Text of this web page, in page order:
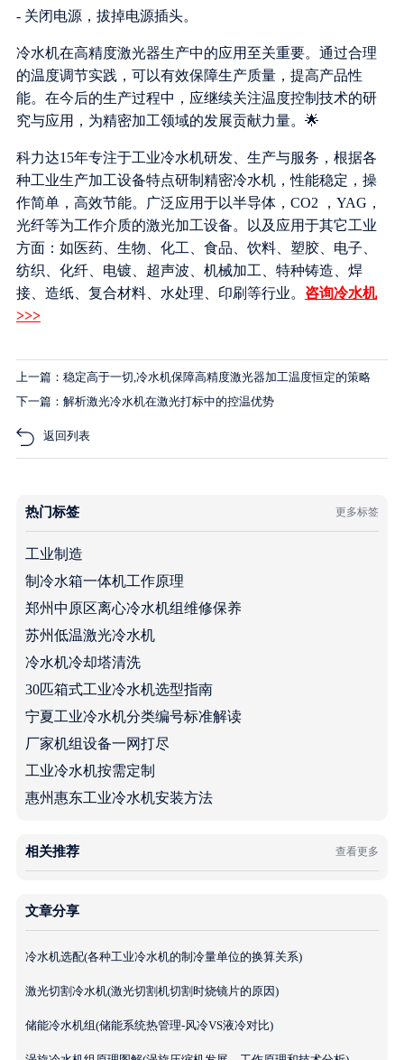
- 关闭电源，拔掉电源插头。
冷水机在高精度激光器生产中的应用至关重要。通过合理
的温度调节实践，可以有效保障生产质量，提高产品性
能。在今后的生产过程中，应继续关注温度控制技术的研
究与应用，为精密加工领域的发展贡献力量。🌟
科力达15年专注于工业冷水机研发、生产与服务，根据各
种工业生产加工设备特点研制精密冷水机，性能稳定，操
作简单，高效节能。广泛应用于以半导体，CO2 ，YAG，
光纤等为工作介质的激光加工设备。以及应用于其它工业
方面：如医药、生物、化工、食品、饮料、塑胶、电子、
纺织、化纤、电镀、超声波、机械加工、特种铸造、焊
接、造纸、复合材料、水处理、印刷等行业。 咨询冷水机
>>>
上一篇：稳定高于一切,冷水机保障高精度激光器加工温度恒定的策略
下一篇：解析激光冷水机在激光打标中的控温优势
返回列表
热门标签 更多标签
工业制造
制冷水箱一体机工作原理
郑州中原区离心冷水机组维修保养
苏州低温激光冷水机
冷水机冷却塔清洗
30匹箱式工业冷水机选型指南
宁夏工业冷水机分类编号标准解读
厂家机组设备一网打尽
工业冷水机按需定制
惠州惠东工业冷水机安装方法
相关推荐 查看更多
文章分享
冷水机选配(各种工业冷水机的制冷量单位的换算关系)
激光切割冷水机(激光切割机切割时烧镜片的原因)
储能冷水机组(储能系统热管理-风冷VS液冷对比)